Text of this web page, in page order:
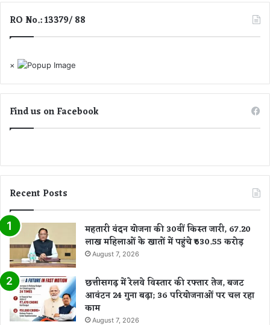
RO No.: 13379/ 88
×
Find us on Facebook
Recent Posts
महतारी वंदन योजना की 30वीं किस्त जारी, 67.20
लाख महिलाओं के खातों में पहुंचे ₹630.55 करोड़
August 7, 2026
छत्तीसगढ़ में रेलवे विस्तार की रफ्तार तेज, बजट
आवंटन 24 गुना बढ़ा; 36 परियोजनाओं पर चल रहा
काम
August 7, 2026